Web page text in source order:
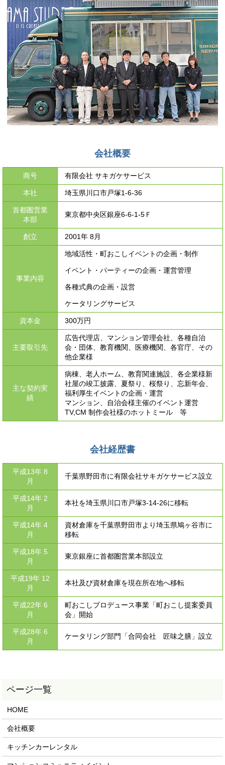
会社概要
商号 有限会社 サキガケサービス
本社 埼玉県川口市戸塚1-6-36
首都圏営業
本部
東京都中央区銀座6-6-1-5Ｆ
創立 2001年 8月
事業内容
地域活性・町おこしイベントの企画・制作
イベント・パーティーの企画・運営管理
各種式典の企画・設営
ケータリングサービス
資本金 300万円
主要取引先
広告代理店、マンション管理会社、各種自治
会・団体、教育機関、医療機関、各官庁、その
他企業様
主な契約実
績
病棟、老人ホーム、教育関連施設、各企業様新
社屋の竣工披露、夏祭り、桜祭り、忘新年会、
福利厚生イベントの企画・運営
マンション、自治会様主催のイベント運営
TV,CM 制作会社様のホットミール 等
会社経歴書
平成13年 8
月
千葉県野田市に有限会社サキガケサービス設立
平成14年 2
月
本社を埼玉県川口市戸塚3-14-26に移転
平成14年 4
月
資材倉庫を千葉県野田市より埼玉県鳩ヶ谷市に
移転
平成18年 5
月
東京銀座に首都圏営業本部設立
平成19年 12
月
本社及び資材倉庫を現在所在地へ移転
平成22年 6
月
町おこしプロデュース事業「町おこし提案委員
会」開始
平成28年 6
月
ケータリング部門「合同会社 匠味之膳」設立
HOME
会社概要
キッチンカーレンタル